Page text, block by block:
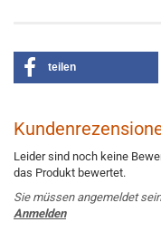
teilen
Leider sind noch keine
das Produkt bewertet.
Sie müssen angemeldet
Anmelden